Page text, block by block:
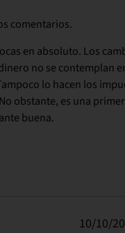
comentarios.
en absoluto. Los
no se contemplan
lo hacen los
obstante, es una
buena.
10/10/